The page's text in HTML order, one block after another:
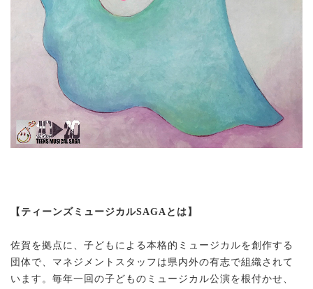
【ティーンズミュージカルSAGAとは】
佐賀を拠点に、子どもによる本格的ミュージカルを創作する
団体で、マネジメントスタッフは県内外の有志で組織されて
います。毎年一回の子どものミュージカル公演を根付かせ、